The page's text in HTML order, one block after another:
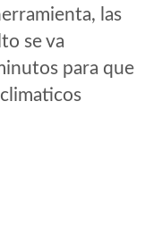
las
se va
para que